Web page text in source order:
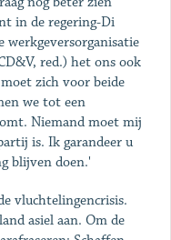
in de regering-Di
werkgeversorganisatie
red.) het ons ook
zich voor beide
we tot een
Niemand moet mij
is. Ik garandeer u
blijven doen.'
vluchtelingencrisis.
asiel aan. Om de